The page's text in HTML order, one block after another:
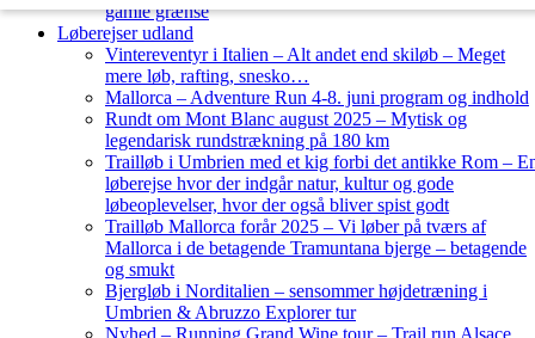
gamle grænse
Løberejser udland
Vintereventyr i Italien – Alt andet end skiløb – Meget
mere løb, rafting, snesko…
Mallorca – Adventure Run 4-8. juni program og indhold
Rundt om Mont Blanc august 2025 – Mytisk og
legendarisk rundstrækning på 180 km
Trailløb i Umbrien med et kig forbi det antikke Rom –
løberejse hvor der indgår natur, kultur og gode
løbeoplevelser, hvor der også bliver spist godt
Trailløb Mallorca forår 2025 – Vi løber på tværs af
Mallorca i de betagende Tramuntana bjerge – betagende
og smukt
Bjergløb i Norditalien – sensommer højdetræning i
Umbrien & Abruzzo Explorer tur
Nyhed – Running Grand Wine tour – Trail run Alsace